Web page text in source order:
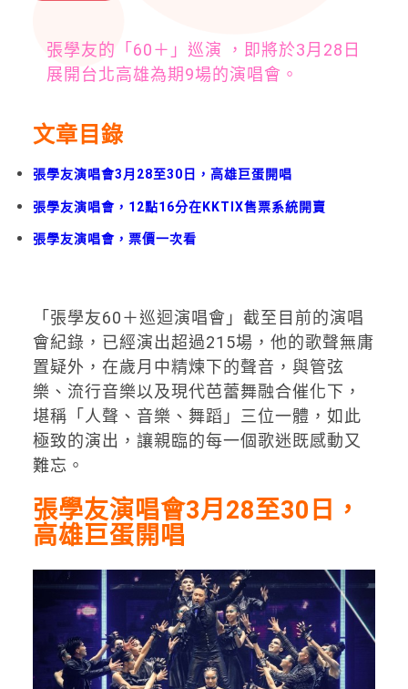
張學友的「60＋」巡演 ，即將於3月28日
展開台北高雄為期9場的演唱會。
文章目錄
張學友演唱會3月28至30日，高雄巨蛋開唱
張學友演唱會，12點16分在KKTIX售票系統開賣
張學友演唱會，票價一次看
「張學友60＋巡迴演唱會」截至目前的演唱
會紀錄，已經演出超過215場，他的歌聲無庸
置疑外，在歲月中精煉下的聲音，與管弦
樂、流行音樂以及現代芭蕾舞融合催化下，
堪稱「人聲、音樂、舞蹈」三位一體，如此
極致的演出，讓親臨的每一個歌迷既感動又
難忘。
張學友演唱會3月28至30日，
高雄巨蛋開唱